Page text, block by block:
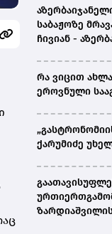
საბაჟოზე
ჩივიან -
რა ვიცით
ეროვნული
ქარუმიძე